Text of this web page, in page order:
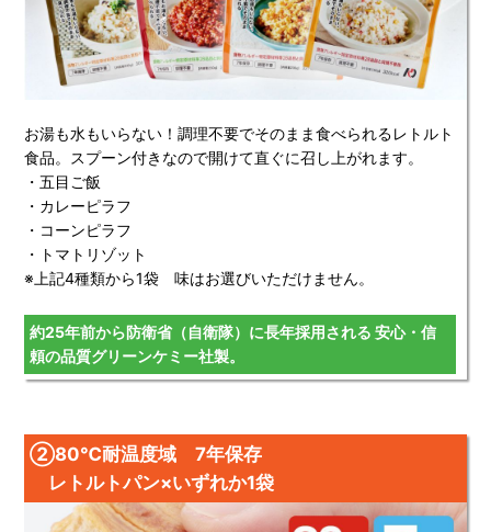
お湯も水もいらない！調理不要でそのまま食べられるレトルト
食品。スプーン付きなので開けて直ぐに召し上がれます。
・五目ご飯
・カレーピラフ
・コーンピラフ
・トマトリゾット
※上記4種類から1袋 味はお選びいただけません。
約25年前から防衛省（自衛隊）に長年採用される 安心・信
頼の品質グリーンケミー社製。
➁80℃耐温度域 7年保存
レトルトパン×いずれか1袋